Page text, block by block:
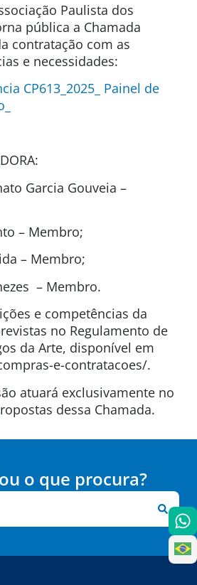
Paulista dos
pública a Chamada
contratação com as
e necessidades:
CP613_2025_ Painel de
Garcia Gouveia –
– Membro;
– Membro;
– Membro.
e competências da
no Regulamento de
da Arte, disponível em
e-contratacoes/.
atuará exclusivamente no
dessa Chamada.
o que procura?